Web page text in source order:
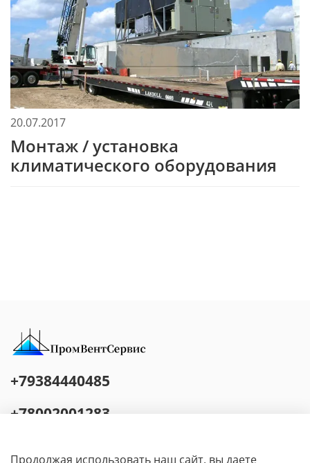
20.07.2017
Монтаж / установка
климатического оборудования
+79384440485
+78002001283
Продолжая использовать наш сайт, вы даете